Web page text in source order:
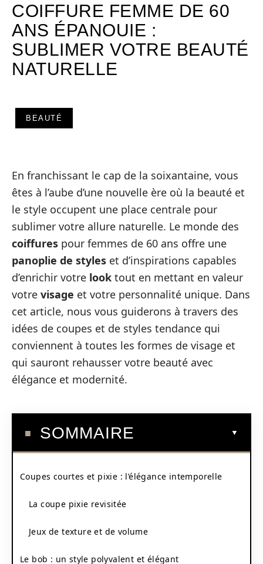
COIFFURE FEMME DE 60
ANS ÉPANOUIE :
SUBLIMER VOTRE BEAUTÉ
NATURELLE
BEAUTÉ
En franchissant le cap de la soixantaine, vous
êtes à l’aube d’une nouvelle ère où la beauté et
le style occupent une place centrale pour
sublimer votre allure naturelle. Le monde des
coiffures pour femmes de 60 ans offre une
panoplie de styles et d’inspirations capables
d’enrichir votre look tout en mettant en valeur
votre visage et votre personnalité unique. Dans
cet article, nous vous guiderons à travers des
idées de coupes et de styles tendance qui
conviennent à toutes les formes de visage et
qui sauront rehausser votre beauté avec
élégance et modernité.
SOMMAIRE
Coupes courtes et pixie : l’élégance intemporelle
La coupe pixie revisitée
Jeux de texture et de volume
Le bob : un style polyvalent et élégant